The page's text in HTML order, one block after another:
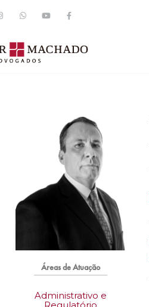
Áreas de Atuação
Administrativo e